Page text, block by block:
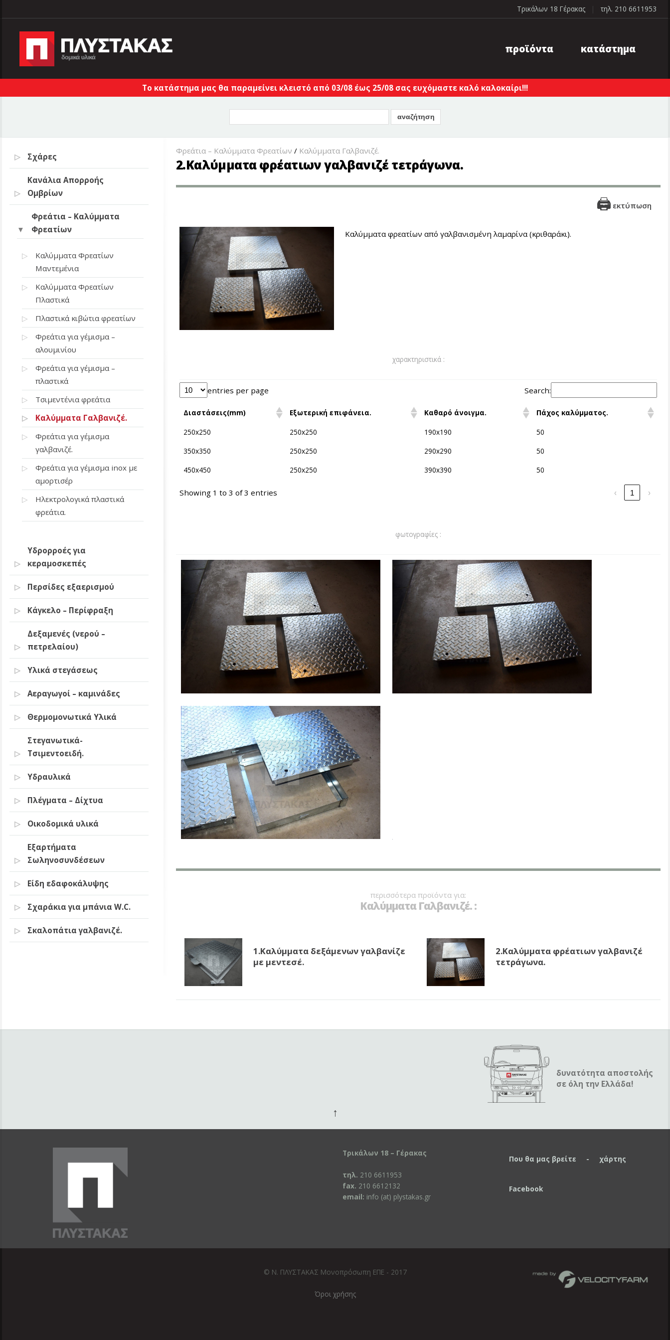
Τρικάλων 18 Γέρακας | τηλ. 210 6611953
προϊόντα κατάστημα
Το κατάστημα μας θα παραμείνει κλειστό από 03/08 έως 25/08 σας ευχόμαστε καλό καλοκαίρι!!!
Σχάρες
Κανάλια Απορροής
Ομβρίων
Φρεάτια – Καλύμματα
Φρεατίων
Καλύμματα Φρεατίων
Μαντεμένια
Καλύμματα Φρεατίων
Πλαστικά
Πλαστικά κιβώτια φρεατίων
Φρεάτια για γέμισμα –
αλουμινίου
Φρεάτια για γέμισμα –
πλαστικά
Τσιμεντένια φρεάτια
Καλύμματα Γαλβανιζέ.
Φρεάτια για γέμισμα
γαλβανιζέ.
Φρεάτια για γέμισμα inox με
αμορτισέρ
Ηλεκτρολογικά πλαστικά
φρεάτια.
Υδρορροές για
κεραμοσκεπές
Περσίδες εξαερισμού
Κάγκελο – Περίφραξη
Δεξαμενές (νερού –
πετρελαίου)
Υλικά στεγάσεως
Αεραγωγοί – καμινάδες
Θερμομονωτικά Υλικά
Στεγανωτικά-
Τσιμεντοειδή.
Υδραυλικά
Πλέγματα – Δίχτυα
Οικοδομικά υλικά
Εξαρτήματα
Σωληνοσυνδέσεων
Είδη εδαφοκάλυψης
Σχαράκια για μπάνια W.C.
Σκαλοπάτια γαλβανιζέ.
Φρεάτια – Καλύμματα Φρεατίων / Καλύμματα Γαλβανιζέ.
2.Καλύμματα φρέατιων γαλβανιζέ τετράγωνα.
εκτύπωση
Καλύμματα φρεατίων από γαλβανισμένη λαμαρίνα (κριθαράκι).
χαρακτηριστικά :
entries per page Search:
Διαστάσεις(mm) Εξωτερική επιφάνεια. Καθαρό άνοιγμα. Πάχος καλύμματος.
250x250 250x250 190x190
50
350x350
250x250 290x290
50
450x450
250x250 390x390 50
Showing 1 to 3 of 3 entries ‹ 1 ›
φωτογραφίες :
περισσότερα προϊόντα για:
Καλύμματα Γαλβανιζέ. :
1.Καλύμματα δεξάμενων γαλβανίζε
με μεντεσέ.
2.Καλύμματα φρέατιων γαλβανιζέ
τετράγωνα.
δυνατότητα αποστολής
σε όλη την Ελλάδα!
↑
Τρικάλων 18 – Γέρακας
τηλ. 210 6611953
fax. 210 6612132
email: info (at) plystakas.gr
Που θα μας βρείτε - χάρτης
Facebook
© Ν. ΠΛΥΣΤΑΚΑΣ Μονοπρόσωπη ΕΠΕ - 2017
Όροι χρήσης